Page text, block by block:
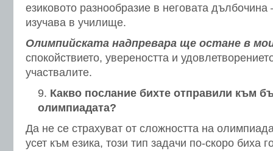
езиковото разнообразие в неговата дълбочина
изучава в училище.
Олимпийската надпревара ще остане в
спокойствието, увереността и
участвалите.
Какво послание бихте отправили към
олимпиадата?
Да не се страхуват от сложността на
усет към езика, този тип задачи по-скоро биха